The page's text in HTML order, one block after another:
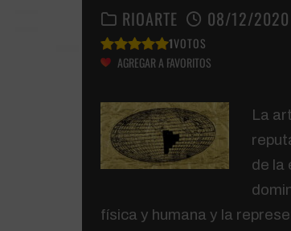
RIOARTE 08/12/2020
1VOTOS
AGREGAR A FAVORITOS
La
de la
física y humana y la